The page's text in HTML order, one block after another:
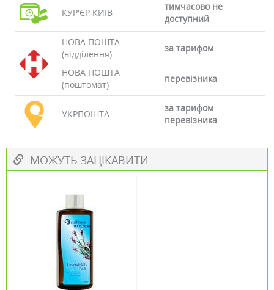
КУР'ЄР КИЇВ
тимчасово не
доступний
НОВА ПОШТА
(відділення)
за тарифом
НОВА ПОШТА
(поштомат)
перевізника
УКРПОШТА
за тарифом
перевізника
МОЖУТЬ ЗАЦІКАВИТИ